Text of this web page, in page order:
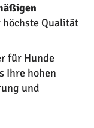
Qualität
für Hunde
Ihre hohen
und